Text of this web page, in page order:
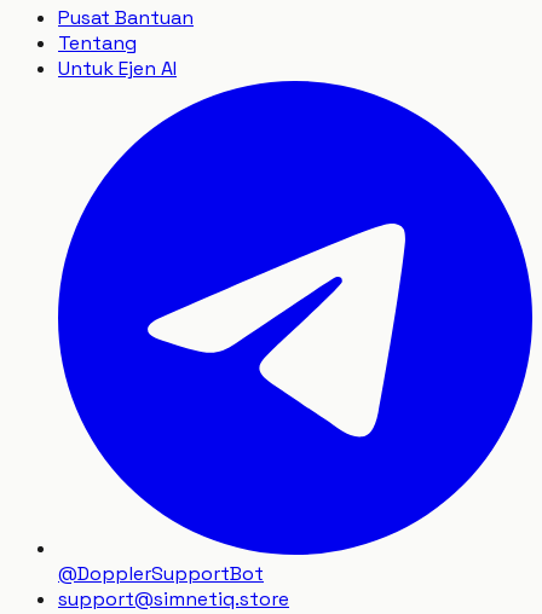
Pusat Bantuan
Tentang
Untuk Ejen AI
@DopplerSupportBot
support@simnetiq.store